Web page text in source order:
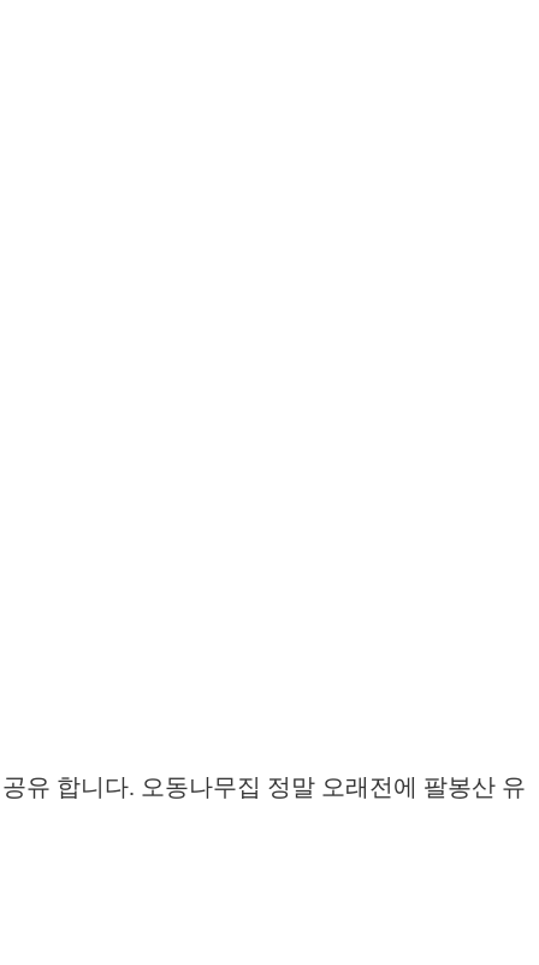
유 합니다. 오동나무집 정말 오래전에 팔봉산 유